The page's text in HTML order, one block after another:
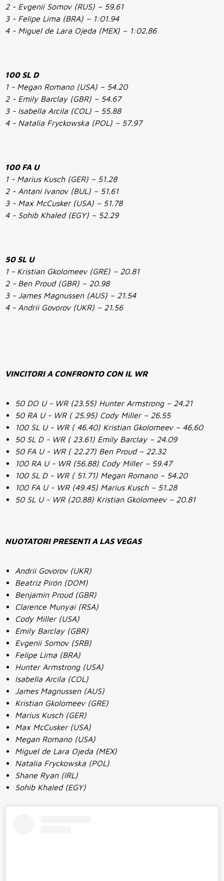
2 - Evgenii Somov (RUS) – 59.61
3 - Felipe Lima (BRA) – 1:01.94
4 - Miguel de Lara Ojeda (MEX) – 1:02.86
100 SL D
1 - Megan Romano (USA) – 54.20
2 - Emily Barclay (GBR) – 54.67
3 - Isabella Arcila (COL) – 55.88
4 - Natalia Fryckowska (POL) – 57.97
100 FA U
1 - Marius Kusch (GER) – 51.28
2 - Antani Ivanov (BUL) – 51.61
3 - Max McCusker (USA) – 51.78
4 - Sohib Khaled (EGY) – 52.29
50 SL U
1 - Kristian Gkolomeev (GRE) – 20.81
2 - Ben Proud (GBR) – 20.98
3 - James Magnussen (AUS) – 21.54
4 - Andrii Govorov (UKR) – 21.56
VINCITORI A CONFRONTO CON IL WR
50 DO U - WR (23.55) Hunter Armstrong – 24.21
50 RA U - WR ( 25.95) Cody Miller – 26.55
100 SL U - WR ( 46.40) Kristian Gkolomeev – 46.60
50 SL D - WR ( 23.61) Emily Barclay – 24.09
50 FA U - WR ( 22.27) Ben Proud – 22.32
100 RA U - WR (56.88) Cody Miller – 59.47
100 SL D - WR ( 51.71) Megan Romano – 54.20
100 FA U - WR (49.45) Marius Kusch – 51.28
50 SL U - WR (20.88) Kristian Gkolomeev – 20.81
NUOTATORI PRESENTI A LAS VEGAS
Andrii Govorov (UKR)
Beatriz Pirón (DOM)
Benjamin Proud (GBR)
Clarence Munyai (RSA)
Cody Miller (USA)
Emily Barclay (GBR)
Evgenii Somov (SRB)
Felipe Lima (BRA)
Hunter Armstrong (USA)
Isabella Arcila (COL)
James Magnussen (AUS)
Kristian Gkolomeev (GRE)
Marius Kusch (GER)
Max McCusker (USA)
Megan Romano (USA)
Miguel de Lara Ojeda (MEX)
Natalia Fryckowska (POL)
Shane Ryan (IRL)
Sohib Khaled (EGY)